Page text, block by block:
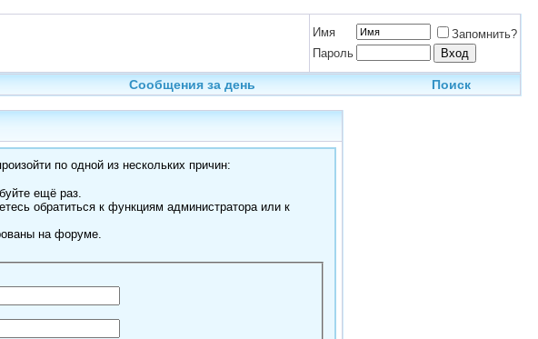
Имя
Запомнить?
Пароль
Сообщения за день Поиск
по одной из нескольких причин:
ещё раз.
обратиться к функциям администратора или к
на форуме.